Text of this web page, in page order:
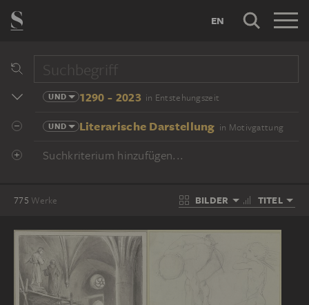
EN
UND 1290 - 2023 in Entstehungszeit
UND Literarische Darstellung in Motivgattung
Suchkriterium hinzufügen...
775 Werke BILDER TITEL